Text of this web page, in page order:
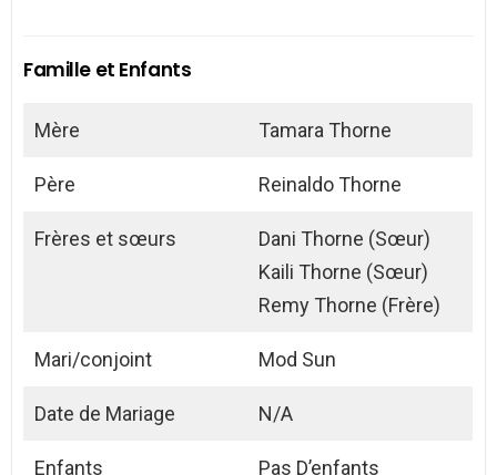
Famille et Enfants
Mère Tamara Thorne
Père Reinaldo Thorne
Frères et sœurs
Dani Thorne (Sœur)
Kaili Thorne (Sœur)
Remy Thorne (Frère)
Mari/conjoint Mod Sun
Date de Mariage N/A
Enfants Pas D’enfants